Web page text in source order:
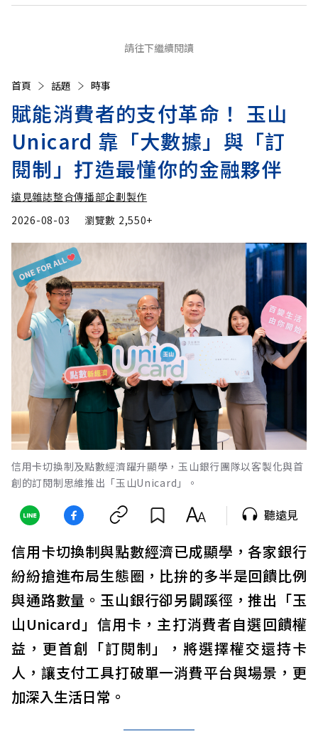
請往下繼續閱讀
首頁 話題 時事
賦能消費者的支付革命！ 玉山
Unicard 靠「大數據」與「訂
閱制」打造最懂你的金融夥伴
遠見雜誌整合傳播部企劃製作
2026-08-03
瀏覽數 2,550+
信用卡切換制及點數經濟躍升顯學，玉山銀行團隊以客製化與首
創的訂閱制思維推出「玉山Unicard」。
聽遠見
信用卡切換制與點數經濟已成顯學，各家銀行
紛紛搶進布局生態圈，比拚的多半是回饋比例
與通路數量。玉山銀行卻另闢蹊徑，推出「玉
山Unicard」信用卡，主打消費者自選回饋權
益，更首創「訂閱制」，將選擇權交還持卡
人，讓支付工具打破單一消費平台與場景，更
加深入生活日常。